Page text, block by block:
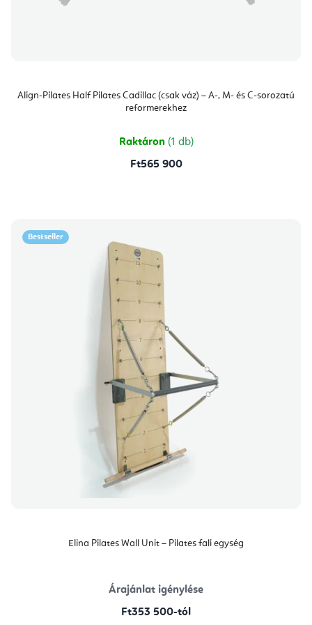
Align-Pilates Half Pilates Cadillac (csak váz) – A-, M- és C-sorozatú
reformerekhez
Raktáron (1 db)
Ft565 900
Bestseller
Elina Pilates Wall Unit – Pilates fali egység
Árajánlat igénylése
Ft353 500-tól